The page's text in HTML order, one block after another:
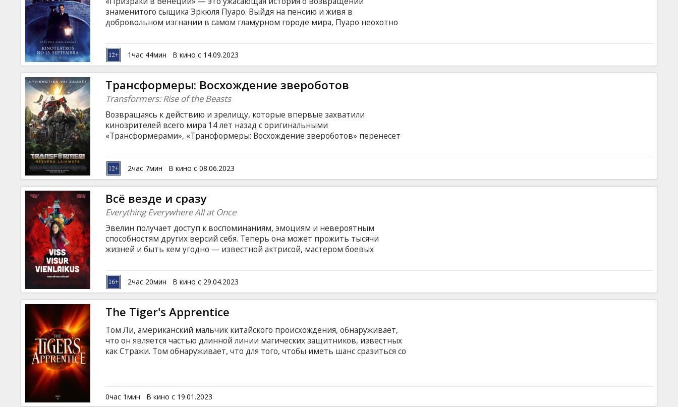
знаменитого сыщика Эркюля Пуаро. Выйдя на пенсию и живя в
добровольном изгнании в самом гламурном городе мира, Пуаро неохотно
из гостей убивают, детектив попадает в зловещий мир теней и тайн.
Фильм на английском языке с субтитрами на латышском и русском языках.
1час 44мин В кино с 14.09.2023
Трансформеры: Восхождение звероботов
Transformers: Rise of the Beasts
Возвращаясь к действию и зрелищу, которые впервые захватили
кинозрителей всего мира 14 лет назад с оригинальными
«Трансформерами», «Трансформеры: Восхождение звероботов» перенесет
Предаконов и Террорконов с существующей битвой на Земле. земля между
автоботами и десептиконами. Фильм на английском языке с субтитрами на
латышском и русском языках.
2час 7мин В кино с 08.06.2023
Всё везде и сразу
Everything Everywhere All at Once
Эвелин получает доступ к воспоминаниям, эмоциям и невероятным
способностям других версий себя. Теперь она может прожить тысячи
жизней и быть кем угодно — известной актрисой, мастером боевых
мультивселенным угрожает таинственная сущность, с которой Эвелин
предстоит сразиться. Как знать, возможно, заодно она разберётся и с самым
страшным злом — своими налогами. Фильм на английском и китайском
языках с субтитрами на латышском и русском языках.
2час 20мин В кино с 29.04.2023
The Tiger's Apprentice
Том Ли, американский мальчик китайского происхождения, обнаруживает,
что он является частью длинной линии магических защитников, известных
как Стражи. Том обнаруживает, что для того, чтобы иметь шанс сразиться со
0час 1мин В кино с 19.01.2023